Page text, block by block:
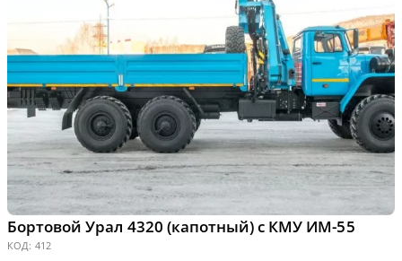
Бортовой Урал 4320 (капотный) с КМУ ИМ-55
КОД: 412